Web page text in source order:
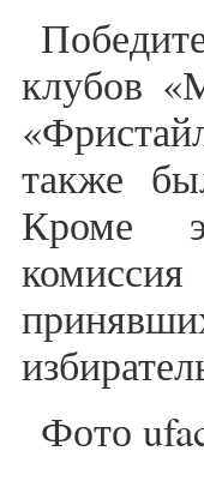
клубов
также
Кроме
Фото